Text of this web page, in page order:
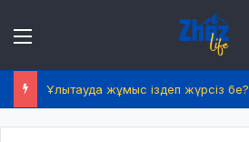
Ұлытауда жұмыс іздеп жүрсіз бе?